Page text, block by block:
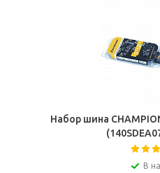
Набор шина
В